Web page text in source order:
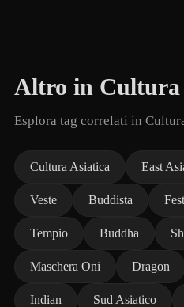
Altro in Cultura
Esplora tag correlati in
Cultura Asiatica East
Veste Buddista
Tempio Buddha
Maschera Oni Dragon
Indian Sud Asiatico